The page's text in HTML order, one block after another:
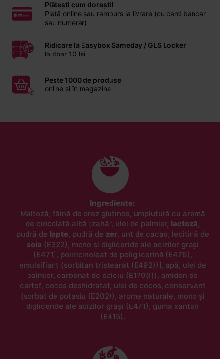
Plătești cum dorești!
Plată online sau ramburs la livrare (cu card bancar
sau numerar)
Ridicare la Easybox Sameday / GLS Locker
la doar 10 lei
Peste 1000 de produse
online și în magazine
Ingrediente:
Maltoză, făină de orez glutinos, umplutură cu aromă
de ciocolată albă [zahăr, ulei de palmier, lactoză,
pudră de lapte, pudră de zer, unt de cacao, lecitină de
soia (E322), mono și digliceride ale acizilor grași
(E471), poliricinoleat de poliglicerină (E476),
emulsifiant (sorbitan tristearat (E492))], apă, ulei de
palmier, carbonat de calciu (E170(i)), amidon de
cartof, cocos deshidratat, ulei de cocos, conservant
(sorbat de potasiu (E202)), arome naturale, mono și
digliceride ale acizilor grași (E471), gumă xantan
(E415).